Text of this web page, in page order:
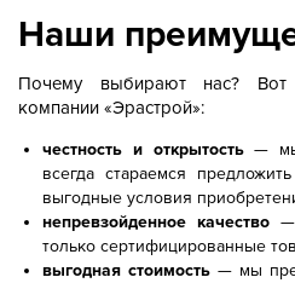
Наши
Почему выбирают нас? Вот
компании «Эрастрой»:
честность и открытость— мы
всегда стараемся
выгодные условия
непревзойденное качество —
только сертифицированные
выгодная стоимость — мы